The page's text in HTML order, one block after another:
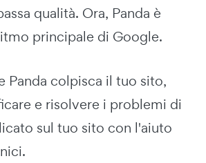
qualità. Ora, Panda è
principale di Google.
Panda colpisca il tuo sito,
e risolvere i problemi di
sul tuo sito con l'aiuto